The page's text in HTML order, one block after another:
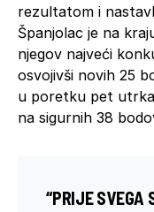
rezultatom i
Španjolac je na
njegov najveći
osvojivši novih 25
u poretku pet
na sigurnih 38
“PRIJE SVEGA